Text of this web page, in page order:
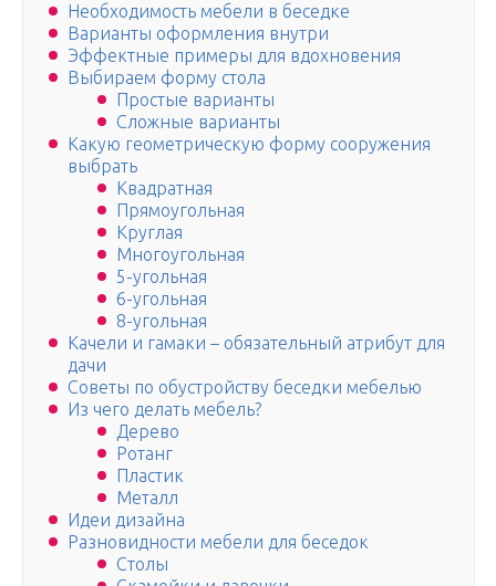
Необходимость мебели в беседке
Варианты оформления внутри
Эффектные примеры для вдохновения
Выбираем форму стола
Простые варианты
Сложные варианты
Какую геометрическую форму сооружения
выбрать
Квадратная
Прямоугольная
Круглая
Многоугольная
5-угольная
6-угольная
8-угольная
Качели и гамаки – обязательный атрибут для
дачи
Советы по обустройству беседки мебелью
Из чего делать мебель?
Дерево
Ротанг
Пластик
Металл
Идеи дизайна
Разновидности мебели для беседок
Столы